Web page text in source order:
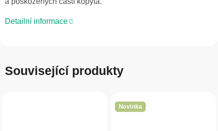
Detailní informace
Související produkty
Novinka